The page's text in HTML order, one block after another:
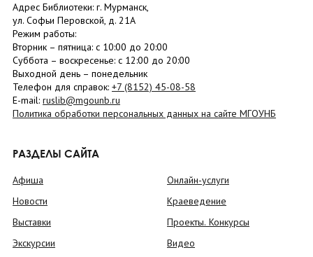
Адрес Библиотеки: г. Мурманск,
ул. Софьи Перовской, д. 21А
Режим работы:
Вторник – пятница: с 10:00 до 20:00
Суббота – воскресенье: c 12:00 до 20:00
Выходной день – понедельник
Телефон для справок: +7 (8152) 45-08-58
E-mail: ruslib@mgounb.ru
Политика обработки персональных данных на сайте МГОУНБ
РАЗДЕЛЫ САЙТА
Афиша
Новости
Выставки
Экскурсии
Онлайн-услуги
Краеведение
Проекты. Конкурсы
Видео